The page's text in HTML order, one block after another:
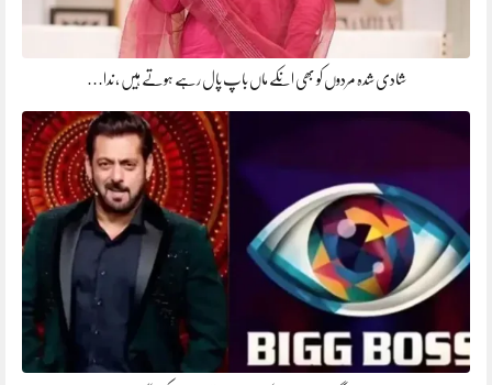
شادی شدہ مردوں کو بھی انکے ماں باپ پال رہے ہوتے ہیں ، ندا…